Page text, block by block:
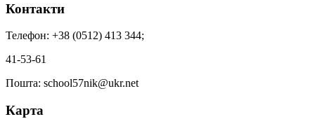
Контакти
Телефон: +38 (0512) 413 344;
41-53-61
Пошта: school57nik@ukr.net
Карта